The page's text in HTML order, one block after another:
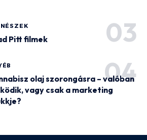
Pitt filmek
olaj szorongásra – valóban
vagy csak a marketing